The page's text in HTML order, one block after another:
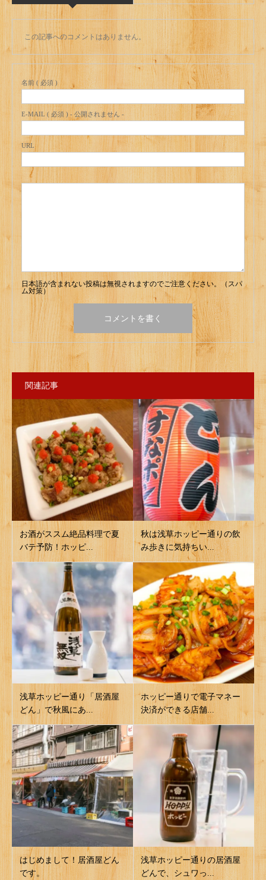
この記事へのコメントはありません。
名前 ( 必須 )
E-MAIL ( 必須 ) - 公開されません -
URL
日本語が含まれない投稿は無視されますのでご注意ください。（スパ
ム対策）
関連記事
お酒がススム絶品料理で夏
バテ予防！ホッピ...
秋は浅草ホッピー通りの飲
み歩きに気持ちい...
浅草ホッピー通り「居酒屋
どん」で秋風にあ...
ホッピー通りで電子マネー
決済ができる店舗...
はじめまして！居酒屋どん
です。
浅草ホッピー通りの居酒屋
どんで、シュワっ...